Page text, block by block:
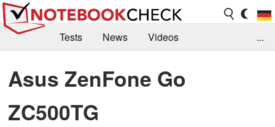
Tests News
Videos
Kaufberatung
Deals Suche
Forum
...
Asus ZenFone Go
ZC500TG